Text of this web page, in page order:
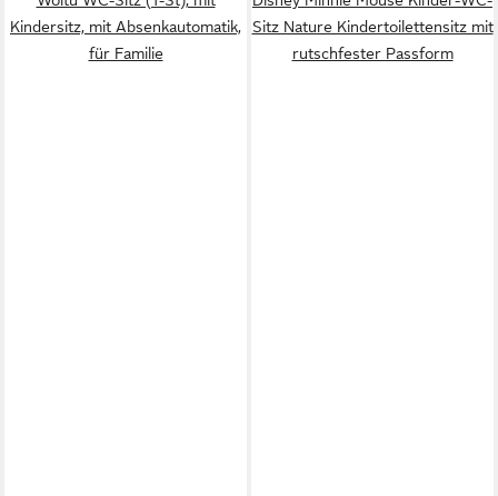
Kindersitz, mit Absenkautomatik,
für Familie
Sitz Nature Kindertoilettensitz mit
rutschfester Passform